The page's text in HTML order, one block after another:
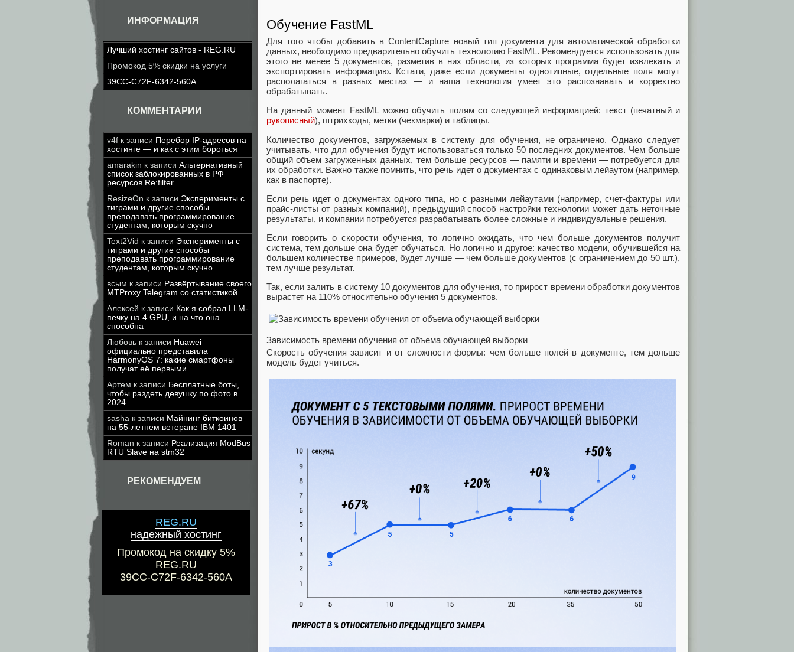
ИНФОРМАЦИЯ
Лучший хостинг сайтов - REG.RU
Промокод 5% скидки на услуги
39CC-C72F-6342-560A
КОММЕНТАРИИ
v4f к записи Перебор IP-адресов на
хостинге — и как с этим бороться
amarakin к записи Альтернативный
список заблокированных в РФ
ресурсов Re:filter
ResizeOn к записи Эксперименты с
тиграми и другие способы
преподавать программирование
студентам, которым скучно
Text2Vid к записи Эксперименты с
тиграми и другие способы
преподавать программирование
студентам, которым скучно
всым к записи Развёртывание своего
MTProxy Telegram со статистикой
Алексей к записи Как я собрал LLM-
печку на 4 GPU, и на что она
способна
Любовь к записи Huawei
официально представила
HarmonyOS 7: какие смартфоны
получат её первыми
Артем к записи Бесплатные боты,
чтобы раздеть девушку по фото в
2024
sasha к записи Майнинг биткоинов
на 55-летнем ветеране IBM 1401
Roman к записи Реализация ModBus
RTU Slave на stm32
РЕКОМЕНДУЕМ
REG.RU
надежный хостинг
Промокод на скидку 5%
REG.RU
39CC-C72F-6342-560A
Обучение FastML
Для того чтобы добавить в ContentCapture новый тип документа для автоматической обработки
данных, необходимо предварительно обучить технологию FastML. Рекомендуется использовать для
этого не менее 5 документов, разметив в них области, из которых программа будет извлекать и
экспортировать информацию. Кстати, даже если документы однотипные, отдельные поля могут
располагаться в разных местах — и наша технология умеет это распознавать и корректно
обрабатывать.
На данный момент FastML можно обучить полям со следующей информацией: текст (печатный и
рукописный), штрихкоды, метки (чекмарки) и таблицы.
Количество документов, загружаемых в систему для обучения, не ограничено. Однако следует
учитывать, что для обучения будут использоваться только 50 последних документов. Чем больше
общий объем загруженных данных, тем больше ресурсов — памяти и времени — потребуется для
их обработки. Важно также помнить, что речь идет о документах с одинаковым лейаутом (например,
как в паспорте).
Если речь идет о документах одного типа, но с разными лейаутами (например, счет-фактуры или
прайс-листы от разных компаний), предыдущий способ настройки технологии может дать неточные
результаты, и компании потребуется разрабатывать более сложные и индивидуальные решения.
Если говорить о скорости обучения, то логично ожидать, что чем больше документов получит
система, тем дольше она будет обучаться. Но логично и другое: качество модели, обучившейся на
большем количестве примеров, будет лучше — чем больше документов (с ограничением до 50 шт.),
тем лучше результат.
Так, если залить в систему 10 документов для обучения, то прирост времени обработки документов
вырастет на 110% относительно обучения 5 документов.
Зависимость времени обучения от объема обучающей выборки
Скорость обучения зависит и от сложности формы: чем больше полей в документе, тем дольше
модель будет учиться.